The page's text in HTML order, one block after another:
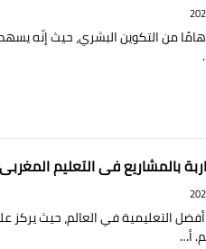
هامًا من التكوين البشري، حيث إنّه
بالمشاريع في التعليم المغربي
التعليمية في العالم، حيث يركز
أ…